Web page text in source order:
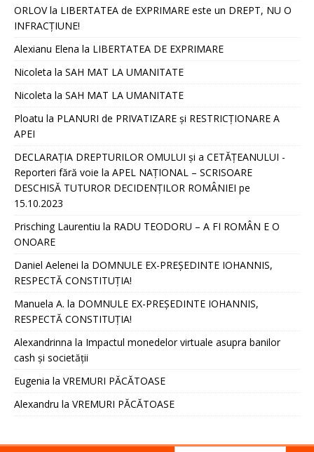
ORLOVla LIBERTATEA de EXPRIMARE este un DREPT, NU O
INFRACȚIUNE!
Alexianu Elena la LIBERTATEA DE EXPRIMARE
Nicoleta la SAH MAT LA UMANITATE
Nicoleta la SAH MAT LA UMANITATE
Ploatu la PLANURI de PRIVATIZARE și RESTRICȚIONARE A
APEI
DECLARAȚIA DREPTURILOR OMULUI și a CETĂȚEANULUI -
Reporteri fără voie la APEL NAȚIONAL – SCRISOARE
DESCHISĂ TUTUROR DECIDENȚILOR ROMÂNIEI pe
15.10.2023
Prisching Laurentiu la RADU TEODORU – A FI ROMÂN E O
ONOARE
Daniel Aelenei la DOMNULE EX-PREȘEDINTE IOHANNIS,
RESPECTĂ CONSTITUȚIA!
Manuela A. la DOMNULE EX-PREȘEDINTE IOHANNIS,
RESPECTĂ CONSTITUȚIA!
Alexandrinna la Impactul monedelor virtuale asupra banilor
cash și societății
Eugenia la VREMURI PĂCĂTOASE
Alexandru la VREMURI PĂCĂTOASE